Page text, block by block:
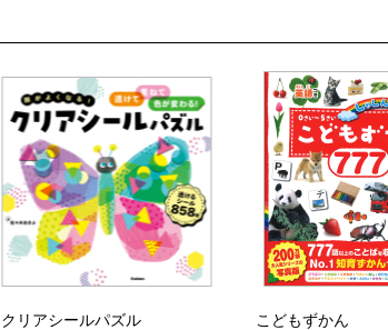
クリアシールパズル こどもずかん